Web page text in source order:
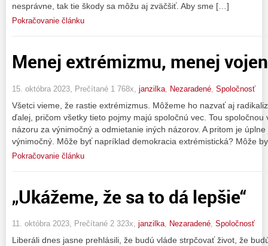
nesprávne, tak tie škody sa môžu aj zväčšiť. Aby sme […]
Pokračovanie článku
Menej extrémizmu, menej vojen
15. októbra 2023, Prečítané 1 768x, janzilka Nezaradené Spoločnosť
Všetci vieme, že rastie extrémizmus. Môžeme ho nazvať aj
ďalej, pričom všetky tieto pojmy majú spoločnú vec. Tou
názoru za výnimočný a odmietanie iných názorov. A pritom je
výnimočný. Môže byť napríklad demokracia extrémistická? Môže
Pokračovanie článku
„Ukážeme, že sa to dá lepšie“
11. októbra 2023, Prečítané 2 323x, janzilka, Nezaradené, Spoločnosť
Liberáli dnes jasne prehlásili, že budú vláde strpčovať život, že